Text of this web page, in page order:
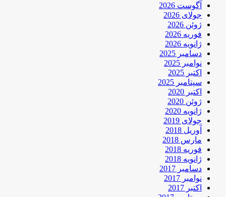
آگوست 2026
جولای 2026
ژوئن 2026
فوریه 2026
ژانویه 2026
دسامبر 2025
نوامبر 2025
اکتبر 2025
سپتامبر 2025
اکتبر 2020
ژوئن 2020
ژانویه 2020
جولای 2019
آوریل 2018
مارس 2018
فوریه 2018
ژانویه 2018
دسامبر 2017
نوامبر 2017
اکتبر 2017